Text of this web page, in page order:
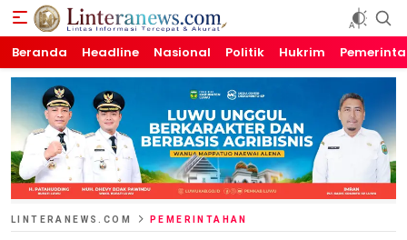
Linteranews.com
Lintas Informasi Tercepat dan Akurat
Beranda Headline Nasional Politik Hukrim
LINTERANEWS.COM PEMERINTAHAN